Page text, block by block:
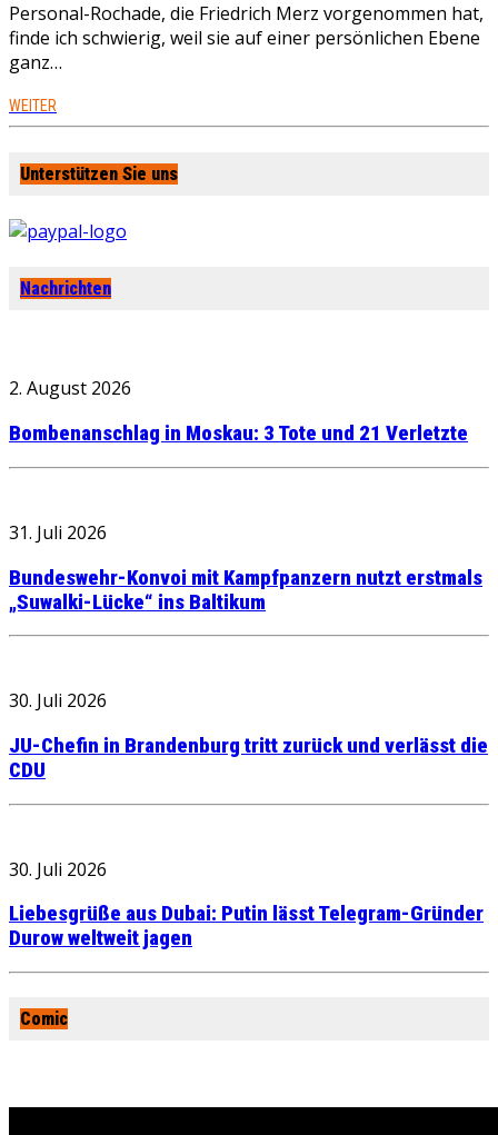
Personal-Rochade, die Friedrich Merz vorgenommen hat,
finde ich schwierig, weil sie auf einer persönlichen Ebene
ganz…
WEITER
Unterstützen Sie uns
Nachrichten
2. August 2026
Bombenanschlag in Moskau: 3 Tote und 21 Verletzte
31. Juli 2026
Bundeswehr-Konvoi mit Kampfpanzern nutzt erstmals
„Suwalki-Lücke“ ins Baltikum
30. Juli 2026
JU-Chefin in Brandenburg tritt zurück und verlässt die
CDU
30. Juli 2026
Liebesgrüße aus Dubai: Putin lässt Telegram-Gründer
Durow weltweit jagen
Comic